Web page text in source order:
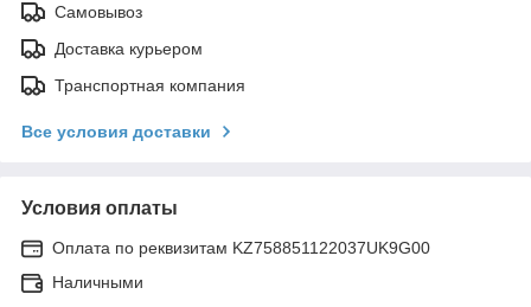
Самовывоз
Доставка курьером
Транспортная компания
Все условия доставки
Условия оплаты
Оплата по реквизитам KZ758851122037UK9G00
Наличными